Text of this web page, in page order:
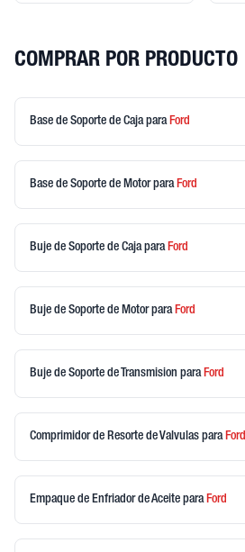
COMPRAR POR PRODUCTO
Base de Soporte de Cajapara Ford
Base de Soporte de Motorpara Ford
Buje de Soporte de Cajapara Ford
Buje de Soporte de Motorpara Ford
Buje de Soporte de Transmision para Ford
Comprimidor de Resorte de Valvulas para Ford
Empaque de Enfriador de Aceite para Ford